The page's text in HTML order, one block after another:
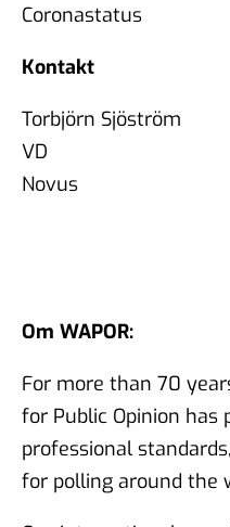
Coronastatus
Kontakt
Torbjörn Sjöström
VD
Novus
Om WAPOR:
For more than 70
for Public Opinion
professional
for polling around the